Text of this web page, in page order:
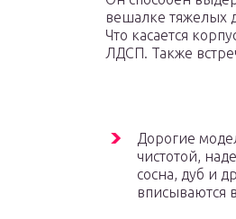
вешалке тяжелых
Что касается
ЛДСП. Также
Дорогие
чистотой,
сосна, дуб и
вписываются